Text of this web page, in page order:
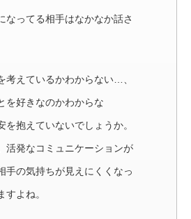
なってる相手はなかなか話さ
考えているかわからない…、
を好きなのかわからな
を抱えていないでしょうか。
活発なコミュニケーションが
手の気持ちが見えにくくなっ
すよね。